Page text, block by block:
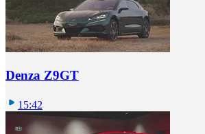
Denza Z9GT
15:42